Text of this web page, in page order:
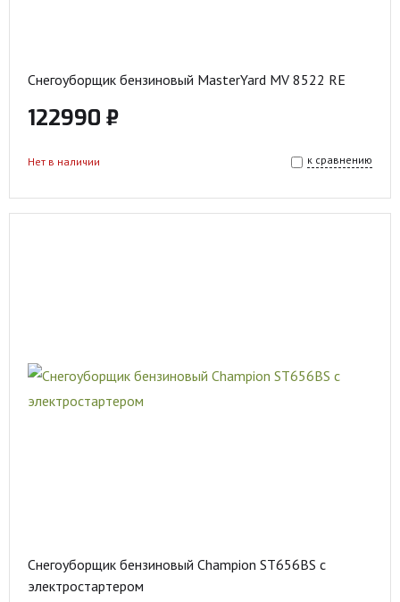
Снегоуборщик бензиновый MasterYard MV 8522 RE
122990 ₽
к сравнению
Нет в наличии
Снегоуборщик бензиновый Champion ST656BS с
электростартером